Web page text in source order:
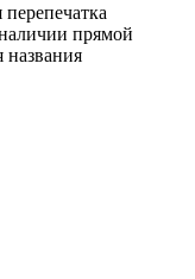
прямой
названия